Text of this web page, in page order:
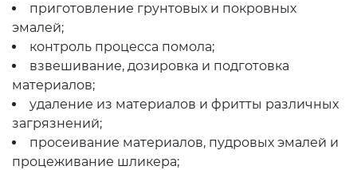
приготовление грунтовых и покровных
эмалей;
контроль процесса помола;
взвешивание, дозировка и подготовка
материалов;
удаление из материалов и фритты различных
загрязнений;
просеивание материалов, пудровых эмалей и
процеживание шликера;